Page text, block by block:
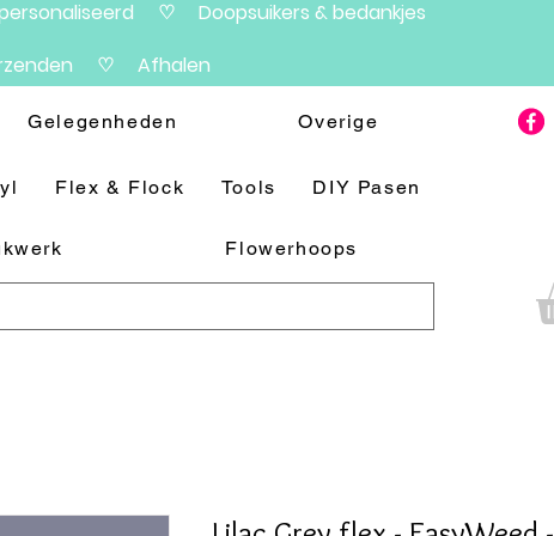
♡ Doopsuikers & bedankjes
♡ Afhalen
Gelegenheden Overige
Flex & Flock Tools DIY Pasen
Flowerhoops